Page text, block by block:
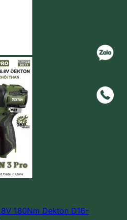
180Nm Dekton D16-